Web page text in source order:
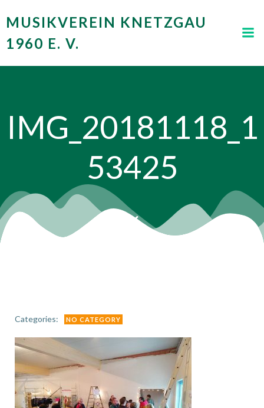
Inhalt
MUSIKVEREIN KNETZGAU
1960 E. V.
IMG_20181118_1
53425
Categories: NO CATEGORY